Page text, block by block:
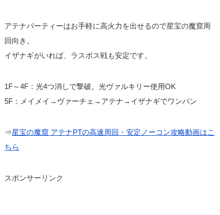
アテナパーティーはお手軽に高火力を出せるので星宝の魔窟周
回向き。
イザナギがいれば、ラスボス戦も安定です。
1F～4F：光4つ消しで撃破。光ヴァルキリー使用OK
5F：メイメイ→ヴァーチェ→アテナ→イザナギでワンパン
⇒星宝の魔窟 アテナPTの高速周回・安定ノーコン攻略動画はこ
ちら
スポンサーリンク